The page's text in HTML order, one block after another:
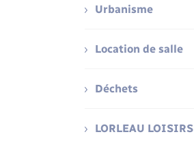
Urbanisme
Location de salle
Déchets
LORLEAU LOISIRS